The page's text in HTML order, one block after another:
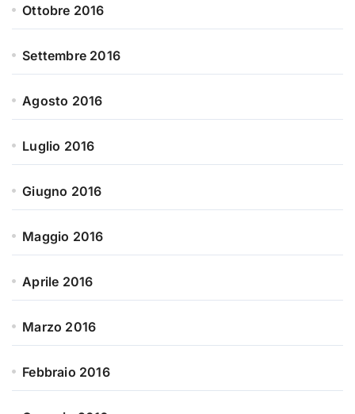
Ottobre 2016
Settembre 2016
Agosto 2016
Luglio 2016
Giugno 2016
Maggio 2016
Aprile 2016
Marzo 2016
Febbraio 2016